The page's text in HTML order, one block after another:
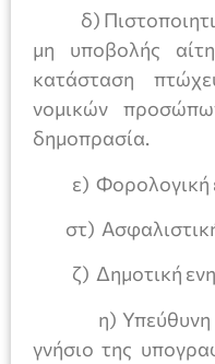
δ)
μη υποβολής
κατάσταση
νομικών
δημοπρασία.
ε) Φορολογική
στ) Ασφαλιστική
ζ) Δημοτική
η) Υπεύθυνη
γνήσιο της